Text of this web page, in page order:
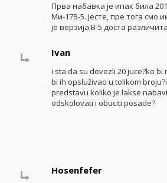
Прва набавка је ипак била
Ми-17В-5. Јесте, пре тога смо
је верзија В-5 доста
Ivan
i sta da su dovezli 20 juce?ko bi
bi ih opsluživao u tolikom
predstavu koliko je lakse
odskolovati i obuciti posade?
Hosenfefer